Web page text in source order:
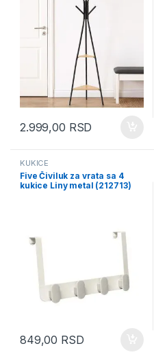
2.999,00 RSD
KUKICE
Five Čiviluk za vrata sa 4
kukice Liny metal (212713)
849,00 RSD